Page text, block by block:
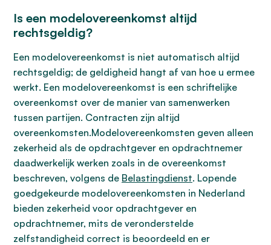
Is een modelovereenkomst altijd
rechtsgeldig?
Een modelovereenkomst is niet automatisch altijd
rechtsgeldig; de geldigheid hangt af van hoe u ermee
werkt. Een modelovereenkomst is een schriftelijke
overeenkomst over de manier van samenwerken
tussen partijen. Contracten zijn altijd
overeenkomsten.Modelovereenkomsten geven alleen
zekerheid als de opdrachtgever en opdrachtnemer
daadwerkelijk werken zoals in de overeenkomst
beschreven, volgens de Belastingdienst. Lopende
goedgekeurde modelovereenkomsten in Nederland
bieden zekerheid voor opdrachtgever en
opdrachtnemer, mits de veronderstelde
zelfstandigheid correct is beoordeeld en er